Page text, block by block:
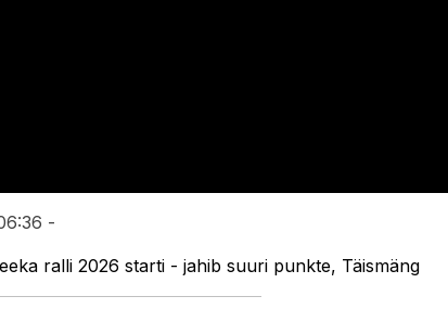
-
ralli 2026 starti - jahib suuri punkte, Täismäng